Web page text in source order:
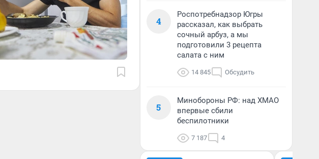
4
Роспотребнадзор Югры
рассказал, как выбрать
сочный арбуз, а мы
подготовили 3 рецепта
салата с ним
14 845 Обсудить
5
Минобороны РФ: над ХМАО
впервые сбили
беспилотники
7 187 4